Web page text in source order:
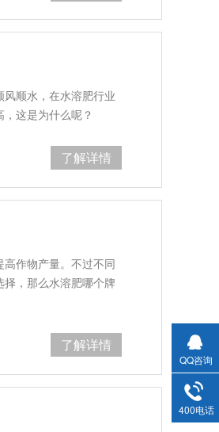
顺水，在水溶肥行业
这是为什么呢？
了解详情
作物产量。不过不同
，那么水溶肥哪个牌
了解详情
QQ咨询
400电话